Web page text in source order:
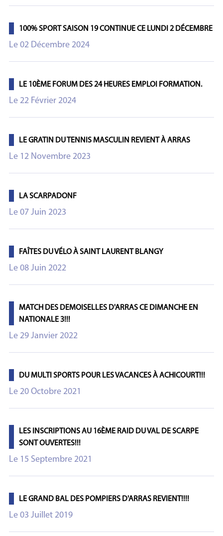
100% SPORT SAISON 19 CONTINUE CE LUNDI 2 DÉCEMBRE
Le 02 Décembre 2024
LE 10ÈME FORUM DES 24 HEURES EMPLOI FORMATION.
Le 22 Février 2024
LE GRATIN DU TENNIS MASCULIN REVIENT À ARRAS
Le 12 Novembre 2023
LA SCARPADONF
Le 07 Juin 2023
FAÎTES DU VÉLO À SAINT LAURENT BLANGY
Le 08 Juin 2022
MATCH DES DEMOISELLES D'ARRAS CE DIMANCHE EN
NATIONALE 3!!!
Le 29 Janvier 2022
DU MULTI SPORTS POUR LES VACANCES À ACHICOURT!!!
Le 20 Octobre 2021
LES INSCRIPTIONS AU 16ÈME RAID DU VAL DE SCARPE
SONT OUVERTES!!!
Le 15 Septembre 2021
LE GRAND BAL DES POMPIERS D'ARRAS REVIENT!!!!
Le 03 Juillet 2019